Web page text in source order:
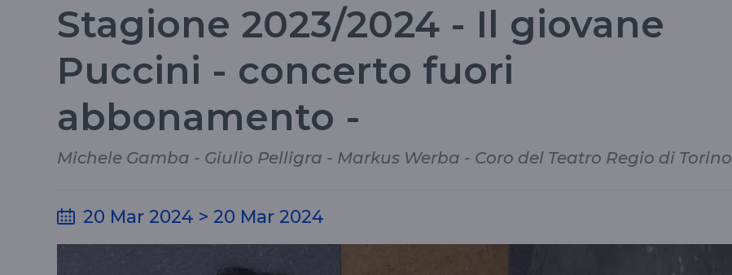
Stagione 2023/2024 - Il giovane
Puccini - concerto fuori
abbonamento -
Michele Gamba - Giulio Pelligra - Markus Werba - Coro del Teatro Regio di Torino
20 Mar 2024 > 20 Mar 2024